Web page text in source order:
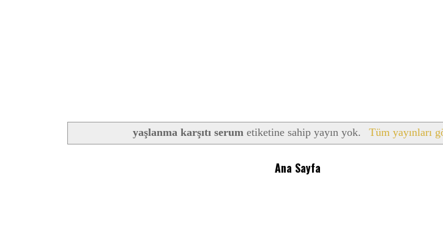
yaşlanma karşıtı serum etiketine sahip yayın yok. Tüm yayınları
Ana Sayfa